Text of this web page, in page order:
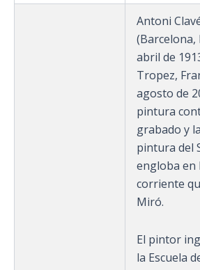
Antoni
(Barcelona,
abril de
Tropez,
agosto de
pintura
grabado y
pintura del
engloba en
corriente
Miró.
El pintor
la Escuela